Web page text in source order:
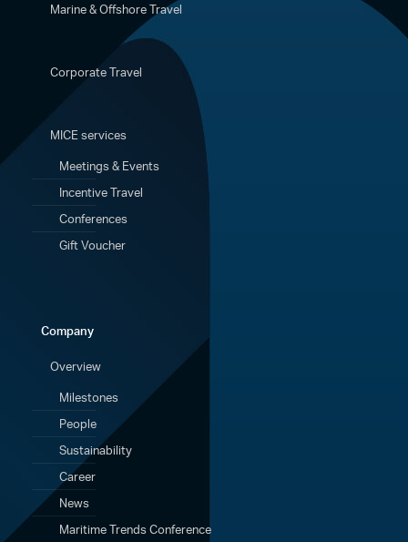
Περιγραφή:
Αεροπορικά εισιτήρια οικονομικής θέσης με
ναυλωμένες πτήσεις της Aegean Airlines
Φ.Π.Α. - Φόροι αεροδρομίων
Αγοράστε εδώ
Marine & Offshore Travel
Corporate Travel
MICE services
Meetings & Events
Incentive Travel
Conferences
Gift Voucher
Company
Overview
Milestones
People
Sustainability
Career
News
Maritime Trends Conference